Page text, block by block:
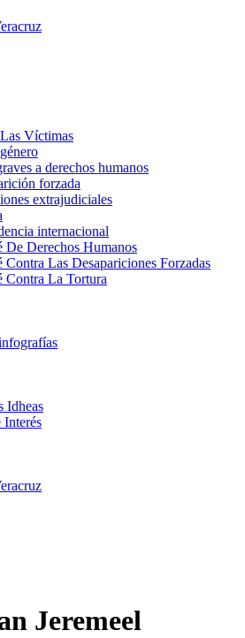
Víctimas
a derechos humanos
forzada​
extrajudiciales
internacional
De Derechos Humanos​
Contra Las Desapariciones Forzadas
Contra La Tortura​
Idheas
Interés
Jeremeel